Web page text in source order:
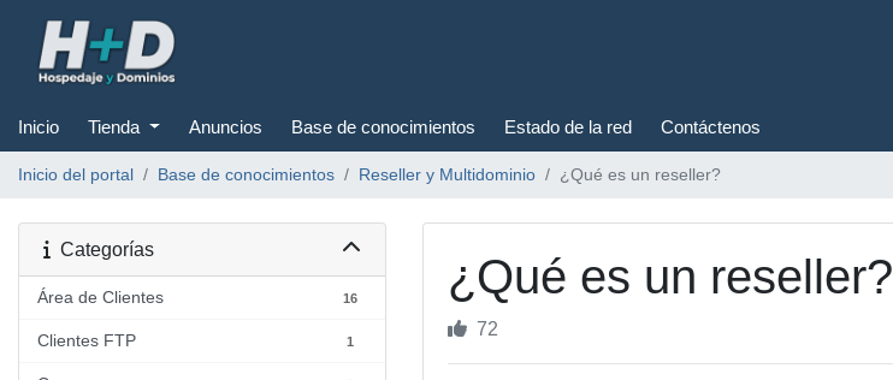
Inicio Tienda Anuncios Base de conocimientos Estado de la red Contáctenos
Inicio del portal Base de conocimientos Reseller y Multidominio ¿Qué es un reseller?
Categorías
Área de Clientes 16
Clientes FTP 1
¿Qué es un reseller?
72